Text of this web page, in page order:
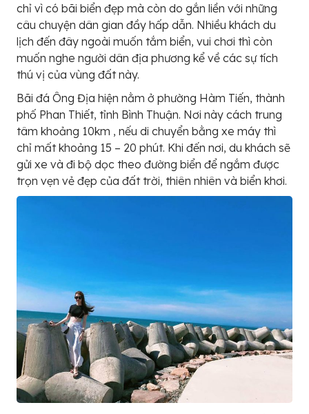
chỉ vì có bãi biển đẹp mà còn do gắn liền với những
câu chuyện dân gian đầy hấp dẫn. Nhiều khách du
lịch đến đây ngoài muốn tắm biển, vui chơi thì còn
muốn nghe người dân địa phương kể về các sự tích
thú vị của vùng đất này.
Bãi đá Ông Địa hiện nằm ở phường Hàm Tiến, thành
phố Phan Thiết, tỉnh Bình Thuận. Nơi này cách trung
tâm khoảng 10km , nếu di chuyển bằng xe máy thì
chỉ mất khoảng 15 – 20 phút. Khi đến nơi, du khách sẽ
gửi xe và đi bộ dọc theo đường biển để ngắm được
trọn vẹn vẻ đẹp của đất trời, thiên nhiên và biển khơi.